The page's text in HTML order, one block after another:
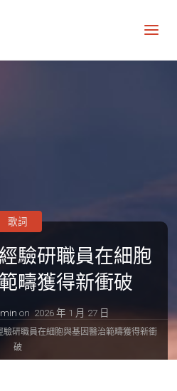
驗研職員在細胞
疇獲得新衝破
on 2026 年 1 月 27 日
歌詞
驗研職員在細胞與基因醫治範疇獲得新衝
破